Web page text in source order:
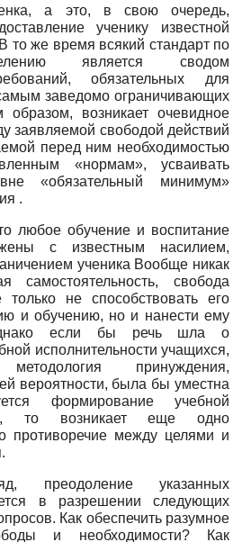
а это, в свою очередь,
ученику известной
то же время всякий стандарт по
является сводом
обязательных для
заведомо ограничивающих
образом, возникает очевидное
заявляемой свободой действий
перед ним необходимостью
«нормам», усваивать
«обязательный минимум»
.
любое обучение и воспитание
с известным насилием,
ученика Вообще никак
самостоятельность, свобода
не способствовать его
и обучению, но и нанести ему
если бы речь шла о
исполнительности учащихся,
принуждения,
вероятности, была бы уместна
формирование учебной
то возникает еще одно
противоречие между целями и
преодоление указанных
в разрешении следующих
Как обеспечить разумное
и необходимости? Как